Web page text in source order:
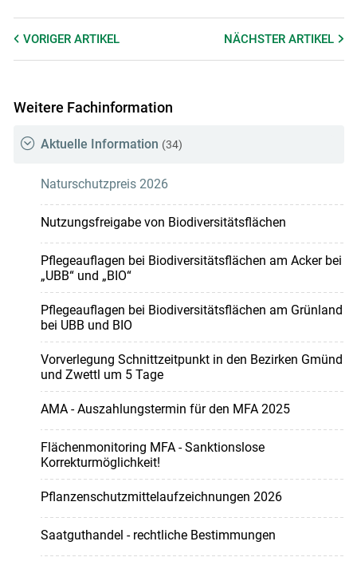
VORIGER ARTIKEL NÄCHSTERARTIKEL
Weitere Fachinformation
Aktuelle Information (34)
Naturschutzpreis 2026
Nutzungsfreigabe von Biodiversitätsflächen
Pflegeauflagen bei Biodiversitätsflächen am Acker bei
„UBB“ und „BIO“
Pflegeauflagen bei Biodiversitätsflächen am Grünland
bei UBB und BIO
Vorverlegung Schnittzeitpunkt in den Bezirken Gmünd
und Zwettl um 5 Tage
AMA - Auszahlungstermin für den MFA 2025
Flächenmonitoring MFA - Sanktionslose
Korrekturmöglichkeit!
Pflanzenschutzmittelaufzeichnungen 2026
Saatguthandel - rechtliche Bestimmungen